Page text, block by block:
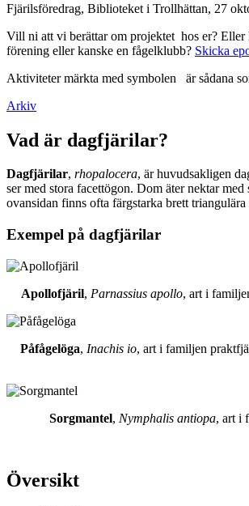
Fjärilsföredrag, Biblioteket i Trollhättan, 27
Vill ni att vi berättar om projektet hos er? Eller
förening eller kanske en fågelklubb? Skicka
Aktiviteter märkta med symbolen
är sådana
Arkiv
Vad är dagfjärilar?
Dagfjärilar, rhopalocera, är huvudsakligen
ser med stora facettögon. Dom äter nektar
ovansidan finns ofta färgstarka brett
Exempel på dagfjärilar
Apollofjäril, Parnassius apollo, art i
Påfågelöga, Inachis io, art i familjen
Sorgmantel, Nymphalis antiopa, art i
Översikt